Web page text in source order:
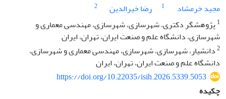
مجید خرمشاد
1 رضا خیرالدین
2
1پژوهشگر دکتری، شهرسازی، شهرسازی، مهندسی معماری و
شهرسازی، دانشگاه علم و صنعت ایران، تهران، ایران
2دانشیار، شهرسازی، شهرسازی، مهندسی معماری و شهرسازی،
دانشگاه علم و صنعت ایران، تهران، ایران
https://doi.org/10.22035/isih.2026.5339.5053
چکیده